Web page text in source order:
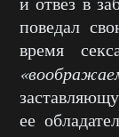
поведал
время
ее